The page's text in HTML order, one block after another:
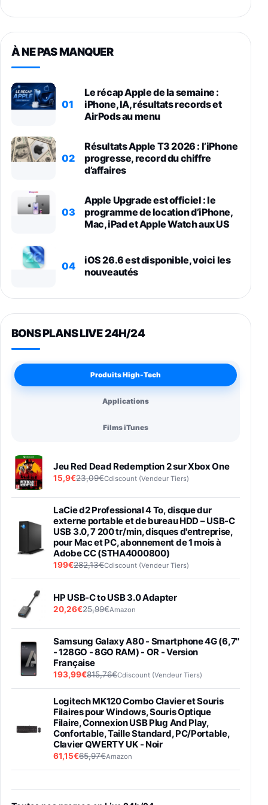
À NE PAS MANQUER
01
Le récap Apple de la semaine :
iPhone, IA, résultats records et
AirPods au menu
02
Résultats Apple T3 2026 : l’iPhone
progresse, record du chiffre
d’affaires
03
Apple Upgrade est officiel : le
programme de location d’iPhone,
Mac, iPad et Apple Watch aux US
04
iOS 26.6 est disponible, voici les
nouveautés
BONS PLANS LIVE 24H/24
Produits High-Tech
Applications
Films iTunes
Jeu Red Dead Redemption 2 sur Xbox One
15,9€23,09€Cdiscount (Vendeur Tiers)
LaCie d2 Professional 4 To, disque dur
externe portable et de bureau HDD – USB-C
USB 3.0, 7 200 tr/min, disques d'entreprise,
pour Mac et PC, abonnement de 1 mois à
Adobe CC (STHA4000800)
199€282,13€Cdiscount (Vendeur Tiers)
HP USB-C to USB 3.0 Adapter
20,26€25,99€Amazon
Samsung Galaxy A80 - Smartphone 4G (6,7''
- 128GO - 8GO RAM) - OR - Version
Française
193,99€815,76€Cdiscount (Vendeur Tiers)
Logitech MK120 Combo Clavier et Souris
Filaires pour Windows, Souris Optique
Filaire, Connexion USB Plug And Play,
Confortable, Taille Standard, PC/Portable,
Clavier QWERTY UK - Noir
61,15€65,97€Amazon
entraénement direct 3 vitesses (33-45-78